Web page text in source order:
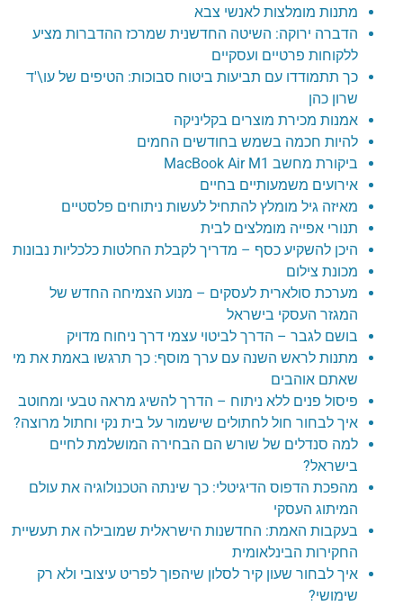
מתנות מומלצות לאנשי צבא
הדברה ירוקה: השיטה החדשנית שמרכז ההדברות מציע
ללקוחות פרטיים ועסקיים
כך תתמודדו עם תביעות ביטוח סבוכות: הטיפים של עו\'ד
שרון כהן
אמנות מכירת מוצרים בקליניקה
להיות חכמה בשמש בחודשים החמים
ביקורת מחשב MacBook Air M1
אירועים משמעותיים בחיים
מאיזה גיל מומלץ להתחיל לעשות ניתוחים פלסטיים
תנורי אפייה מומלצים לבית
היכן להשקיע כסף – מדריך לקבלת החלטות כלכליות נבונות
מכונת צילום
מערכת סולארית לעסקים – מנוע הצמיחה החדש של
המגזר העסקי בישראל
בושם לגבר – הדרך לביטוי עצמי דרך ניחוח מדויק
מתנות לראש השנה עם ערך מוסף: כך תרגשו באמת את מי
שאתם אוהבים
פיסול פנים ללא ניתוח – הדרך להשיג מראה טבעי ומחוטב
איך לבחור חול לחתולים שישמור על בית נקי וחתול מרוצה?
למה סנדלים של שורש הם הבחירה המושלמת לחיים
בישראל?
מהפכת הדפוס הדיגיטלי: כך שינתה הטכנולוגיה את עולם
המיתוג העסקי
בעקבות האמת: החדשנות הישראלית שמובילה את תעשיית
החקירות הבינלאומית
איך לבחור שעון קיר לסלון שיהפוך לפריט עיצובי ולא רק
שימושי?